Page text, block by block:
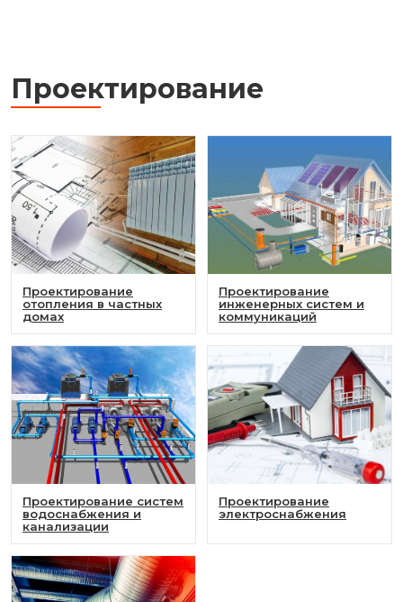
Проектирование
Проектирование
отопления в частных
домах
Проектирование
инженерных систем и
коммуникаций
Проектирование систем
водоснабжения и
канализации
Проектирование
электроснабжения